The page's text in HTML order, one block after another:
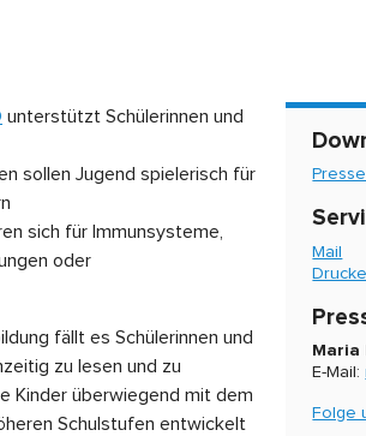
Mail
Maria
E-Mail:
Folge
unterstützt Schülerinnen und
sollen Jugend spielerisch für
sich für Immunsysteme,
oder
fällt es Schülerinnen und
zu lesen und zu
Kinder überwiegend mit dem
Schulstufen entwickelt